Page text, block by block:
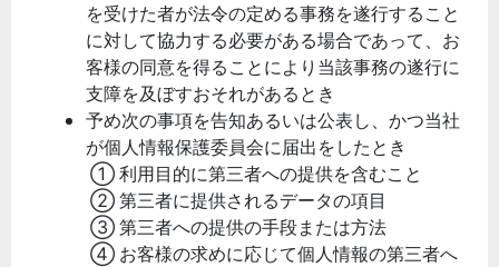
を受けた者が法令の定める事務を遂行すること
に対して協力する必要がある場合であって、お
客様の同意を得ることにより当該事務の遂行に
支障を及ぼすおそれがあるとき
予め次の事項を告知あるいは公表し、かつ当社
が個人情報保護委員会に届出をしたとき
① 利用目的に第三者への提供を含むこと
② 第三者に提供されるデータの項目
③ 第三者への提供の手段または方法
④ お客様の求めに応じて個人情報の第三者へ